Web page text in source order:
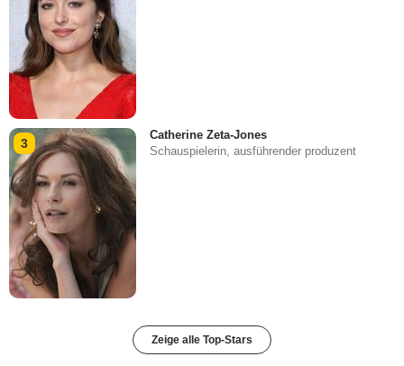
3
Catherine Zeta-Jones
Schauspielerin, ausführender produzent
Zeige alle Top-Stars